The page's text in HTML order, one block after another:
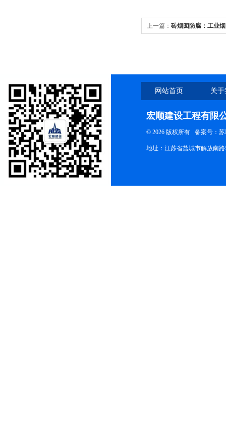
上一篇： 砖烟囱防腐：工业
网站首页 关
宏顺建设工程有限
© 2026 版权所有 备案号：苏
地址：江苏省盐城市解放南